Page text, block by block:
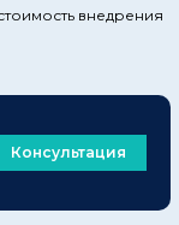
внедрения
Консультация